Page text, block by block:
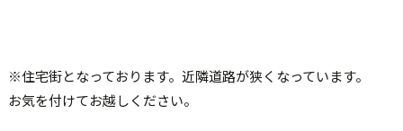
※住宅街となっております。近隣道路が狭くなっています。
お気を付けてお越しください。